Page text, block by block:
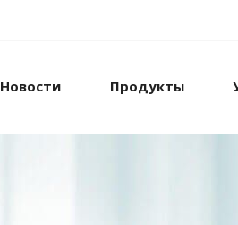
Новости Продукты